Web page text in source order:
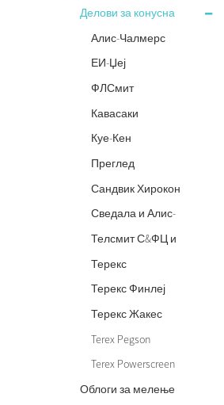
делови
Делови за конусна
дробилка
Алис-Чалмерс
ЕИ-Џеј
ФЛСмит
Кавасаки
Куе-Кен
Преглед
Сандвик Хирокон
и Супериор
Сведала и Алис-
Чалмерс
Телсмит С&ФЦ и
СБС
Терекс
Кедарапиди
Терекс Финлеј
Терекс Жакес
Terex Pegson
Autocone, Automax,
Autosand
Terex Powerscreen
Облоги за мелење